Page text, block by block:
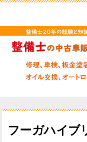
フーガハイ